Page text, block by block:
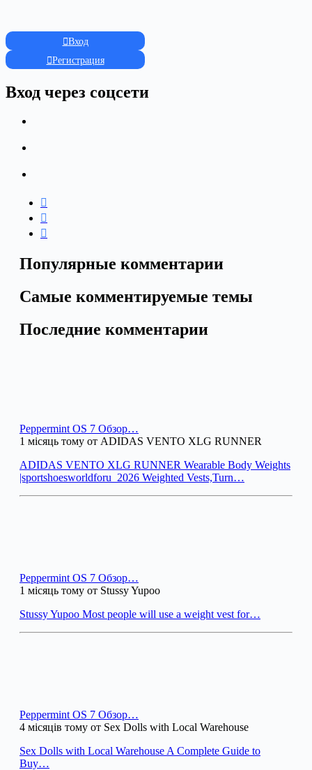
Вход
Регистрация
Вход через соцсети
Популярные комментарии
Самые комментируемые темы
Последние комментарии
Peppermint OS 7 Обзор…
1 місяць тому от ADIDAS VENTO XLG RUNNER
ADIDAS VENTO XLG RUNNER Wearable Body Weights
|sportshoesworldforu_2026 Weighted Vests,Turn…
Peppermint OS 7 Обзор…
1 місяць тому от Stussy Yupoo
Stussy Yupoo Most people will use a weight vest for…
Peppermint OS 7 Обзор…
4 місяців тому от Sex Dolls with Local Warehouse
Sex Dolls with Local Warehouse A Complete Guide to
Buy…